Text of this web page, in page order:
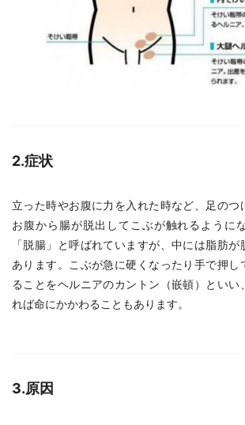
2.症状
立った時やお腹に力を入れた時など、足のつ
お腹から腸が脱出してこぶが触れるように
「脱腸」と呼ばれていますが、中には脂肪が
あります。こぶが急に硬くなったり手で押し
ることをヘルニアのカントン（嵌頓）といい
れば命にかかわることもあります。
3.原因